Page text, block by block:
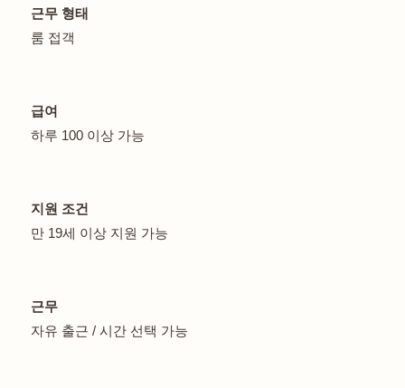
근무 형태
룸 접객
급여
하루 100 이상 가능
지원 조건
만 19세 이상 지원 가능
근무
자유 출근 / 시간 선택 가능